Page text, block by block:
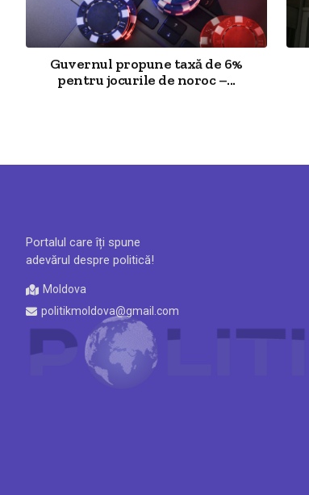
Guvernul propune taxă de 6%
pentru jocurile de noroc –...
Portalul care îți spune
adevărul despre politică!
Moldova
politikmoldova@gmail.com